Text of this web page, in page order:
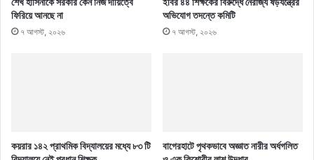
ফিরিয়ে আনছে না
৭ আগস্ট, ২০২৬
অভিযোগ তদন্তে কমিটি
৭ আগস্ট, ২০২৬
কয়রার ১৪২ প্রাথমিক বিদ্যালয়ের মধ্যে ৮৩ টি
বাগেরহাটে পৃথকভাবে অজ্ঞাত নারীর অর্ধগলিত